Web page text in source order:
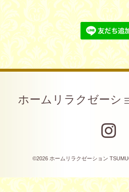
ホームリラクゼーシ
©2026 ホームリラクゼーション